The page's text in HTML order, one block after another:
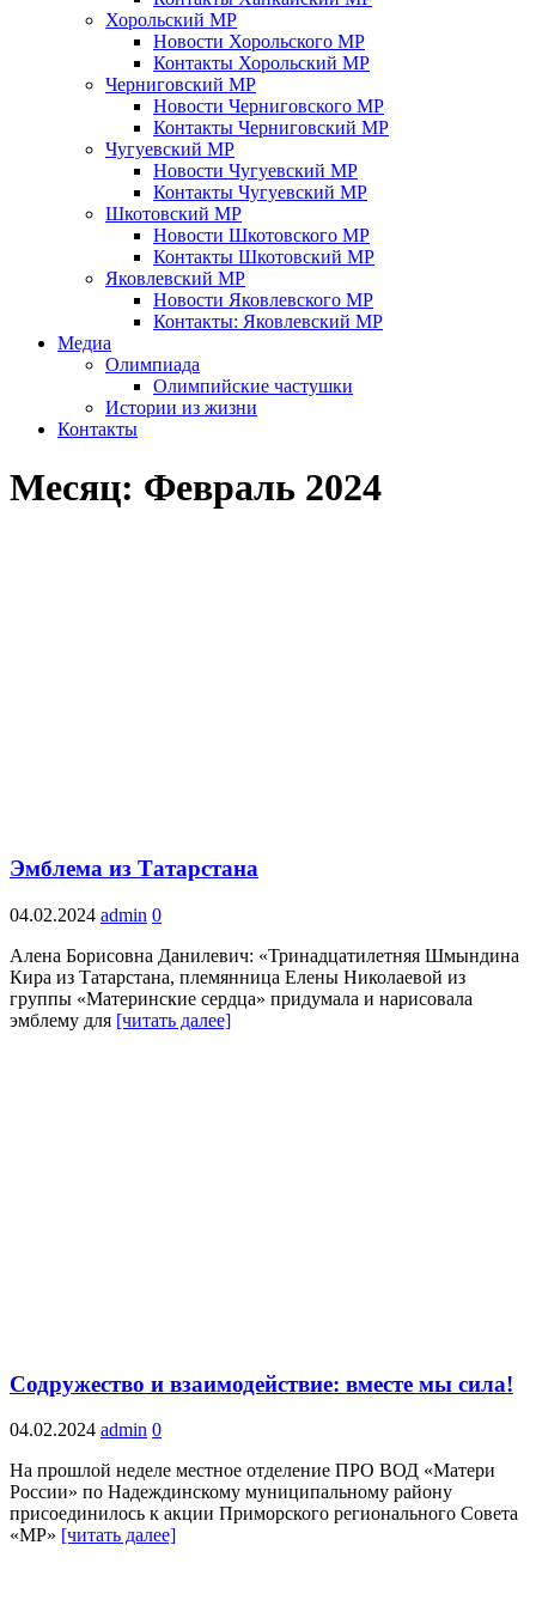
Хорольский МР
Новости Хорольского МР
Контакты Хорольский МР
Черниговский МР
Новости Черниговского МР
Контакты Черниговский МР
Чугуевский МР
Новости Чугуевский МР
Контакты Чугуевский МР
Шкотовский МР
Новости Шкотовского МР
Контакты Шкотовский МР
Яковлевский МР
Новости Яковлевского МР
Контакты: Яковлевский МР
Медиа
Олимпиада
Олимпийские частушки
Истории из жизни
Контакты
Месяц: Февраль 2024
Эмблема из Татарстана
04.02.2024 admin 0
Алена Борисовна Данилевич: «Тринадцатилетняя Шмындина
Кира из Татарстана, племянница Елены Николаевой из
группы «Материнские сердца» придумала и нарисовала
эмблему для [читать далее]
Содружество и взаимодействие: вместе мы сила!
04.02.2024 admin 0
На прошлой неделе местное отделение ПРО ВОД «Матери
России» по Надеждинскому муниципальному району
присоединилось к акции Приморского регионального Совета
«МР» [читать далее]